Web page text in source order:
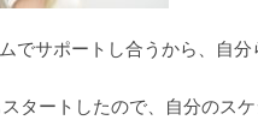
でサポートし合うから、自分
タートしたので、自分のス